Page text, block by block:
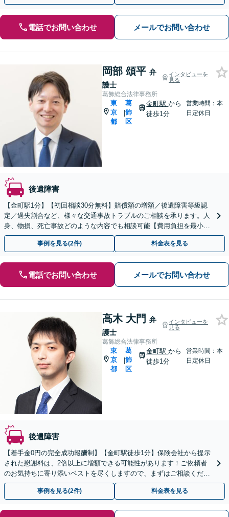
電話でお問い合わせ メールでお問い合わせ
岡部 頌平 弁
護士
インタビューを
見る
葛飾総合法律事務所
東
京
都
|
葛
飾
区
金町駅から
徒歩1分
営業時間：本
日定休日
後遺障害
【金町駅1分】【初回相談30分無料】賠償額の増額／後遺障害等級認
定／過失割合など、様々な交通事故トラブルのご相談を承ります。人
身、物損、死亡事故どのような内容でも相談可能【費用負担を最小限
に】弁護士費用特約や成功報酬制でご依頼いただけます
事例を見る(2件) 料金表を見る
電話でお問い合わせ メールでお問い合わせ
高木 大門 弁
護士
インタビューを
見る
葛飾総合法律事務所
東
京
都
|
葛
飾
区
金町駅から
徒歩1分
営業時間：本
日定休日
後遺障害
【着手金0円の完全成功報酬制】【金町駅徒歩1分】保険会社から提示
された慰謝料は、2倍以上に増額できる可能性があります！ご依頼者
のお気持ちに寄り添いベストを尽くしますので、まずはご相談くださ
い【初回面談30分無料】【弁護士特約利用で実質0円】
事例を見る(2件) 料金表を見る